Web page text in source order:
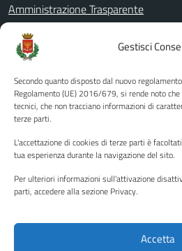
Gestisci
Secondo quanto disposto dal nuovo
Regolamento (UE) 2016/679, si rende noto
tecnici, che non tracciano informazioni di
terze parti.
L'accettazione di cookies di terze parti è
tua esperienza durante la navigazione del sito.
Per ulteriori informazioni sull'attivazione
parti, accedere alla sezione Privacy.
Accetta
Amministrazione Trasparente
Albo pretorio
Informativa privacy
Note legali
Dichiarazione di accessibilità
Piano di miglioramento del sito
SEGUICI SU
Facebook YouTube Twitter